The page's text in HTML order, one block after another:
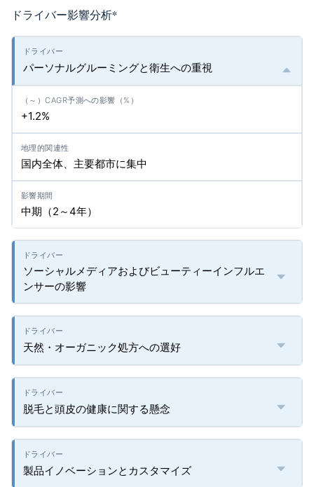
ドライバー影響分析*
パーソナルグルーミングと衛生への重視
+1.2%
国内全体、主要都市に集中
中期（2～4年）
ソーシャルメディアおよびビューティーインフルエ
ンサーの影響
天然・オーガニック処方への選好
脱毛と頭皮の健康に関する懸念
製品イノベーションとカスタマイズ